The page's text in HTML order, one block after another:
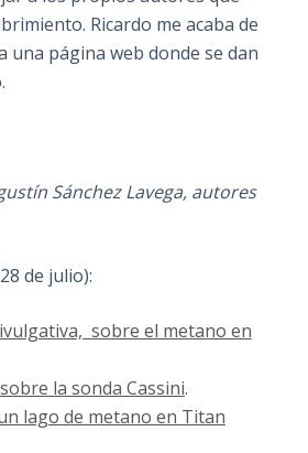
Ricardo me acaba de
una página web donde se dan
Sánchez Lavega, autores
de julio):
sobre el metano en
la sonda Cassini.
lago de metano en Titan